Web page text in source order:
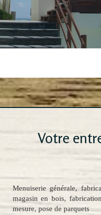
Votre
Menuiserie générale,
magasin en bois,
mesure, pose de parquets